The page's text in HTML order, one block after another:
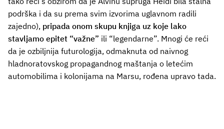
podrška i da su prema svim izvorima uglavnom radili
zajedno), pripada onom skupu knjiga uz koje lako
stavljamo epitet “važne” ili “legendarne”. Mnogi će reći
da je ozbiljnija futurologija, odmaknuta od naivnog
hladnoratovskog propagandnog maštanja o letećim
automobilima i kolonijama na Marsu, rođena upravo tada.